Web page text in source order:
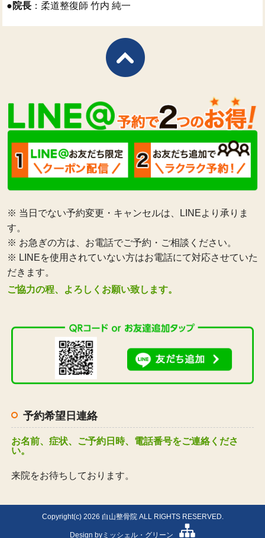
●院長 ：柔道整復師 竹内 純一
※ 当日でない予約変更・キャンセルは、LINEより承りま
す。
※ お急ぎの方は、お電話でご予約・ご相談ください。
※ LINEを使用されていない方はお電話にて対応させていた
だきます。
ご協力の程、よろしくお願い致します。
予約希望日連絡
お名前、症状、ご予約日時、電話番号をご連絡くださ
い。
来院をお待ちしております。
Copyright(c) 2026 白山整骨院 ALL RIGHTS RESERVED.
Design by ミッシェル・グリーン